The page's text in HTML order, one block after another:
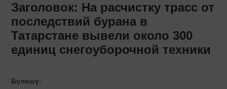
Заголовок: На расчистку трасс от
последствий бурана в
Татарстане вывели около 300
единиц снегоуборочной техники
Бүлешү: